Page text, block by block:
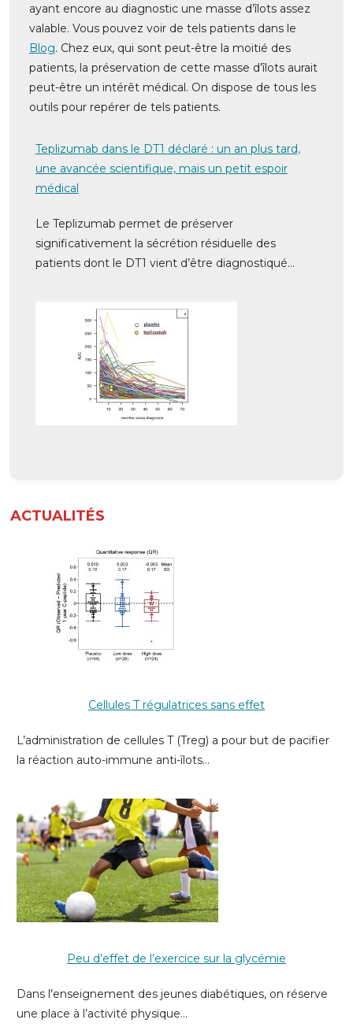
ayant encore au diagnostic une masse d’îlots assez
valable. Vous pouvez voir de tels patients dans le
Blog. Chez eux, qui sont peut-être la moitié des
patients, la préservation de cette masse d’îlots aurait
peut-être un intérêt médical. On dispose de tous les
outils pour repérer de tels patients.
Teplizumab dans le DT1 déclaré : un an plus tard,
une avancée scientifique, mais un petit espoir
médical
Le Teplizumab permet de préserver
significativement la sécrétion résiduelle des
patients dont le DT1 vient d’être diagnostiqué…
ACTUALITÉS
Cellules T régulatrices sans effet
L’administration de cellules T (Treg) a pour but de pacifier
la réaction auto-immune anti-îlots…
Peu d’effet de l’exercice sur la glycémie
Dans l’enseignement des jeunes diabétiques, on réserve
une place à l’activité physique…